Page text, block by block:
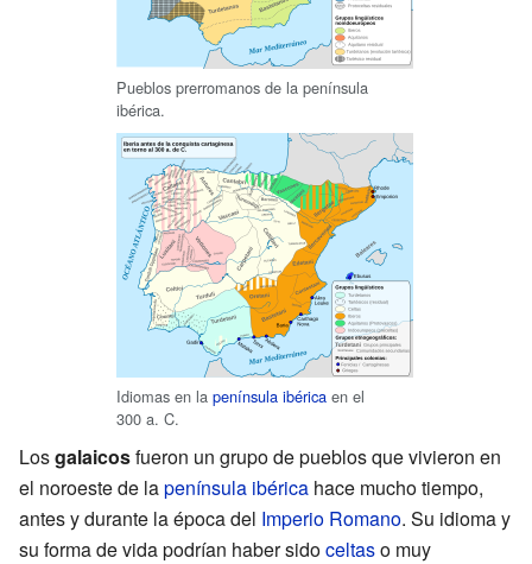
Pueblos prerromanos de la península
ibérica.
Idiomas en la península ibérica en el
300 a. C.
Losgalaicosfueron un grupo de pueblos que vivieron en
el noroeste de lapenínsula ibérica hace mucho tiempo,
antes y durante la época del Imperio Romano. Su idioma y
su forma de vida podrían haber sidoceltaso muy